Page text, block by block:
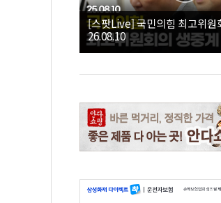
[스팟Live] 국민의힘 최고위원
26.08.10